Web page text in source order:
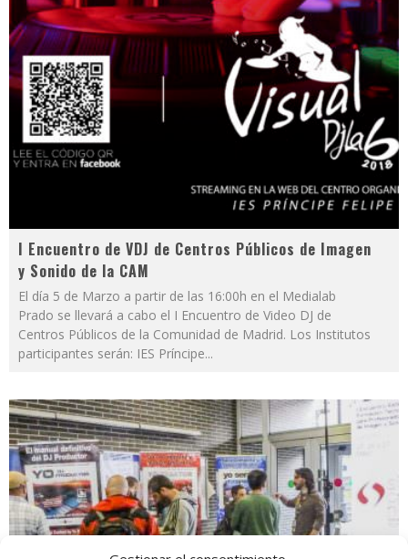
I Encuentro de VDJ de Centros Públicos de Imagen
y Sonido de la CAM
El día 5 de Marzo a partir de las 16:00h en el Medialab
Prado se llevará a cabo el I Encuentro de Video DJ de
Centros Públicos de la Comunidad de Madrid. Los Institutos
participantes serán: IES Príncipe...